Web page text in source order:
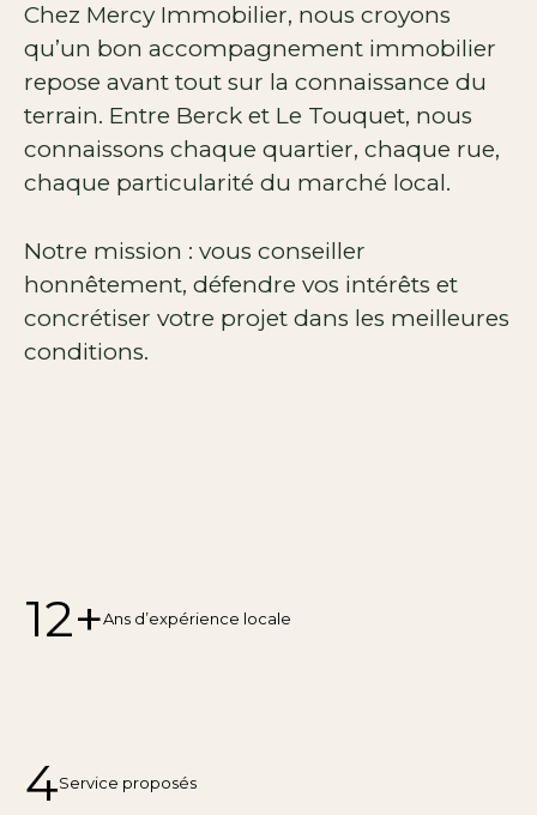
Chez Mercy Immobilier, nous croyons
qu’un bon accompagnement immobilier
repose avant tout sur la connaissance du
terrain. Entre Berck et Le Touquet, nous
connaissons chaque quartier, chaque rue,
chaque particularité du marché local.
Notre mission : vous conseiller
honnêtement, défendre vos intérêts et
concrétiser votre projet dans les meilleures
conditions.
12+Ans d’expérience locale
4Service proposés